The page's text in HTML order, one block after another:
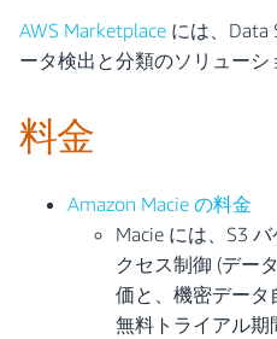
AWS Marketplace には、Data
ータ検出と分類のソリューシ
料金
Amazon Macie の料金
Macie には、S3
クセス制御 (デー
価と、機密データ
無料トライアル期